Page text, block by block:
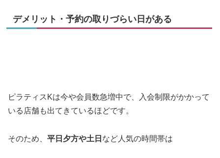
デメリット・予約の取りづらい日がある
ピラティスKは今や会員数急増中で、入会制限がかかって
いる店舗も出てきているほどです。
そのため、 平日夕方や土日 など人気の時間帯は